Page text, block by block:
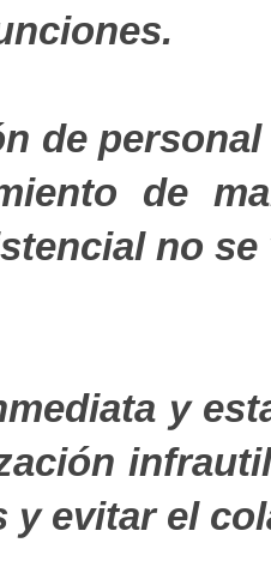
de
de
no
y
y evitar el